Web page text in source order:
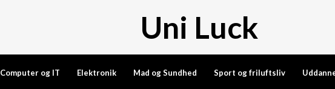
Uni Luck
Computer og IT Elektronik Mad og Sundhed Sport og friluftsliv